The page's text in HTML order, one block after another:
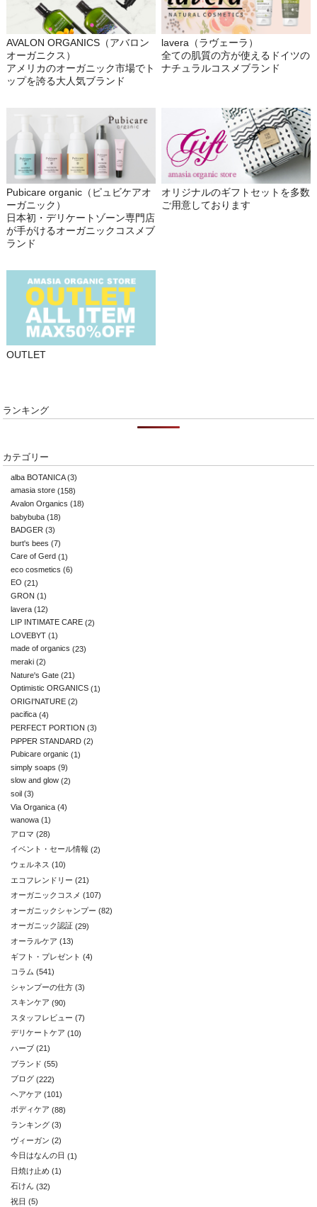
AVALON ORGANICS（アバロン
オーガニクス）
アメリカのオーガニック市場でト
ップを誇る大人気ブランド
lavera（ラヴェーラ）
全ての肌質の方が使えるドイツの
ナチュラルコスメブランド
Pubicare organic（ピュビケアオ
ーガニック）
日本初・デリケートゾーン専門店
が手がけるオーガニックコスメブ
ランド
オリジナルのギフトセットを多数
ご用意しております
OUTLET
ランキング
カテゴリー
alba BOTANICA(3)
amasia store (158)
Avalon Organics (18)
babybuba (18)
BADGER (3)
burt's bees (7)
Care of Gerd (1)
eco cosmetics (6)
EO (21)
GRON (1)
lavera (12)
LIP INTIMATE CARE (2)
LOVEBYT (1)
made of organics (23)
meraki (2)
Nature's Gate (21)
Optimistic ORGANICS (1)
ORIGI'NATURE (2)
pacifica (4)
PERFECT PORTION (3)
PiPPER STANDARD (2)
Pubicare organic (1)
simply soaps (9)
slow and glow (2)
soil (3)
Via Organica (4)
wanowa (1)
アロマ (28)
イベント・セール情報 (2)
ウェルネス (10)
エコフレンドリー (21)
オーガニックコスメ (107)
オーガニックシャンプー (82)
オーガニック認証 (29)
オーラルケア (13)
ギフト・プレゼント (4)
コラム (541)
シャンプーの仕方 (3)
スキンケア (90)
スタッフレビュー (7)
デリケートケア (10)
ハーブ (21)
ブランド (55)
ブログ (222)
ヘアケア (101)
ボディケア (88)
ランキング (3)
ヴィーガン (2)
今日はなんの日 (1)
日焼け止め (1)
石けん (32)
祝日 (5)